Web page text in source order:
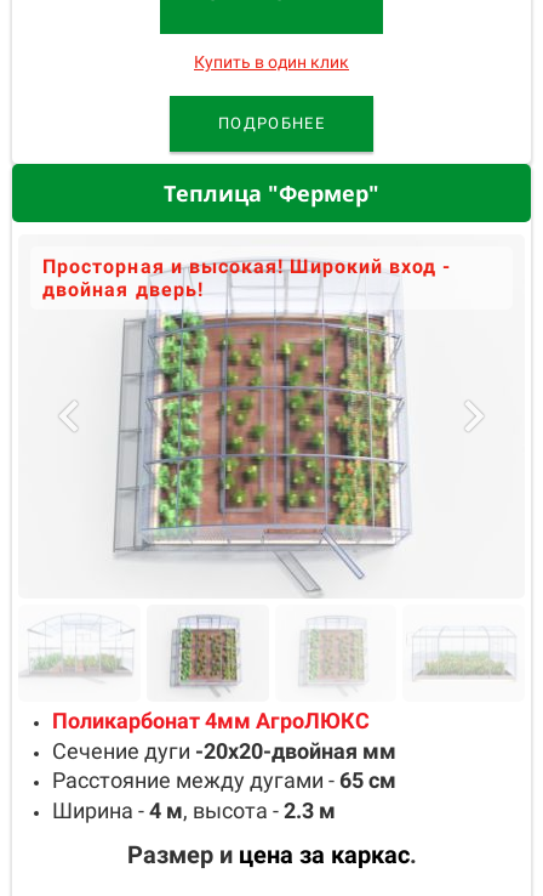
Купить в один клик
ПОДРОБНЕЕ
Теплица "Фермер"
Просторная и высокая! Широкий вход -
двойная дверь!
Поликарбонат 4мм АгроЛЮКС
Сечение дуги -20х20-двойная мм
Расстояние между дугами -65см
Ширина -4 м, высота -2.3 м
Размер и цена за каркас.